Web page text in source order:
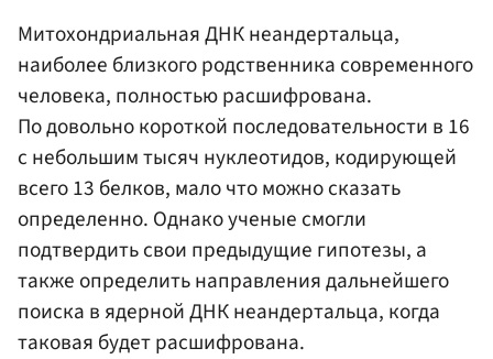
Митохондриальная ДНК неандертальца,
наиболее близкого родственника современного
человека, полностью расшифрована.
По довольно короткой последовательности в 16
с небольшим тысяч нуклеотидов, кодирующей
всего 13 белков, мало что можно сказать
определенно. Однако ученые смогли
подтвердить свои предыдущие гипотезы, а
также определить направления дальнейшего
поиска в ядерной ДНК неандертальца, когда
таковая будет расшифрована.